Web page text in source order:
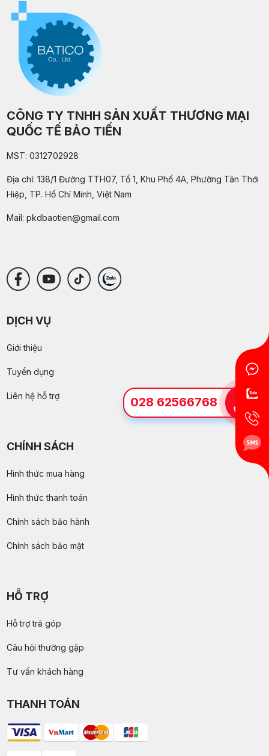
CÔNG TY TNHH SẢN XUẤT THƯƠNG MẠI
QUỐC TẾ BẢO TIẾN
MST: 0312702928
Địa chỉ: 138/1 Đường TTH07, Tổ 1, Khu Phố 4A, Phường Tân Thới
Hiệp, TP. Hồ Chí Minh, Việt Nam
Mail: pkdbaotien@gmail.com
DỊCH VỤ
Giới thiệu
Tuyển dụng
Liên hệ hỗ trợ
CHÍNH SÁCH
Hình thức mua hàng
Hình thức thanh toán
Chính sách bảo hành
Chính sách bảo mật
HỖ TRỢ
Hỗ trợ trả góp
Câu hỏi thường gặp
Tư vấn khách hàng
THANH TOÁN
028 62566768